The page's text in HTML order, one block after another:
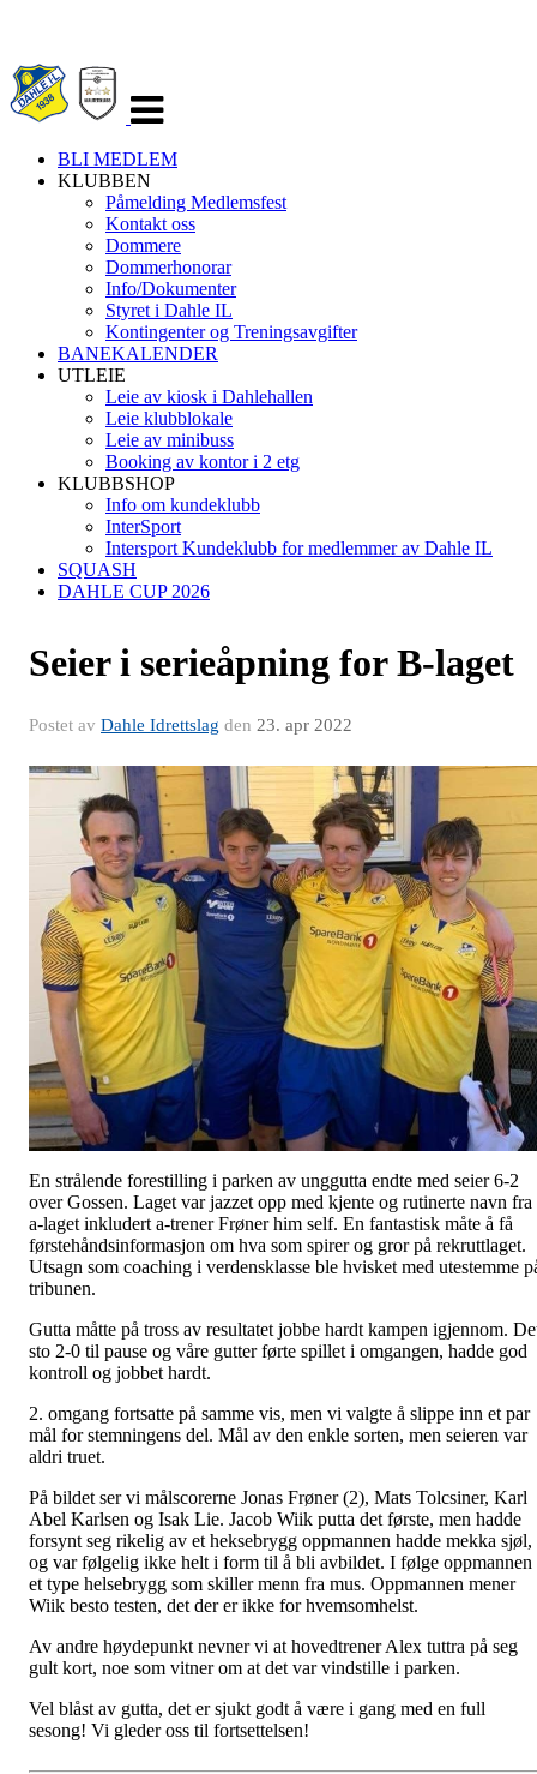
navigasjon
BLI MEDLEM
KLUBBEN
Påmelding Medlemsfest
Kontakt oss
Dommere
Dommerhonorar
Info/Dokumenter
Styret i Dahle IL
Kontingenter og Treningsavgifter
BANEKALENDER
UTLEIE
Leie av kiosk i Dahlehallen
Leie klubblokale
Leie av minibuss
Booking av kontor i 2 etg
KLUBBSHOP
Info om kundeklubb
InterSport
Intersport Kundeklubb for medlemmer av Dahle IL
SQUASH
DAHLE CUP 2026
Seier i serieåpning for B-laget
Postet av Dahle Idrettslag den 23. apr 2022
En strålende forestilling i parken av unggutta endte med seier 6-2
over Gossen. Laget var jazzet opp med kjente og rutinerte navn fra
a-laget inkludert a-trener Frøner him self. En fantastisk måte å få
førstehåndsinformasjon om hva som spirer og gror på rekruttlaget.
Utsagn som coaching i verdensklasse ble hvisket med utestemme
tribunen.
Gutta måtte på tross av resultatet jobbe hardt kampen igjennom.
sto 2-0 til pause og våre gutter førte spillet i omgangen, hadde god
kontroll og jobbet hardt.
2. omgang fortsatte på samme vis, men vi valgte å slippe inn et par
mål for stemningens del. Mål av den enkle sorten, men seieren var
aldri truet.
På bildet ser vi målscorerne Jonas Frøner (2), Mats Tolcsiner, Karl
Abel Karlsen og Isak Lie. Jacob Wiik putta det første, men hadde
forsynt seg rikelig av et heksebrygg oppmannen hadde mekka sjøl,
og var følgelig ikke helt i form til å bli avbildet. I følge oppmannen
et type helsebrygg som skiller menn fra mus. Oppmannen mener
Wiik besto testen, det der er ikke for hvemsomhelst.
Av andre høydepunkt nevner vi at hovedtrener Alex tuttra på seg
gult kort, noe som vitner om at det var vindstille i parken.
Vel blåst av gutta, det er sjukt godt å være i gang med en full
sesong! Vi gleder oss til fortsettelsen!